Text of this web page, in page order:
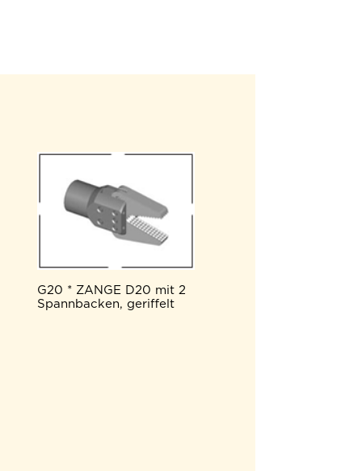
G20 * ZANGE D20 mit 2
Spannbacken, geriffelt